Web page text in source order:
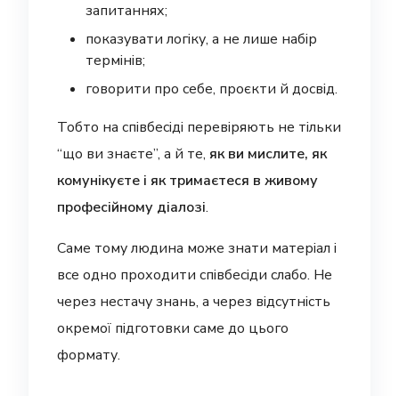
запитаннях;
показувати логіку, а не лише набір
термінів;
говорити про себе, проєкти й досвід.
Тобто на співбесіді перевіряють не тільки
“що ви знаєте”, а й те, як ви мислите, як
комунікуєте і як тримаєтеся в живому
професійному діалозі.
Саме тому людина може знати матеріал і
все одно проходити співбесіди слабо. Не
через нестачу знань, а через відсутність
окремої підготовки саме до цього
формату.